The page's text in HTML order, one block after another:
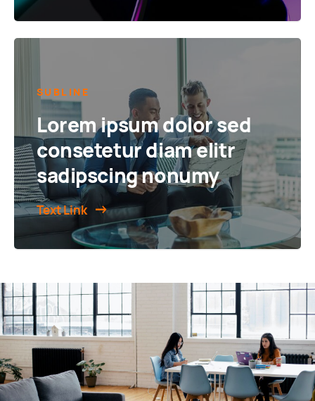
SUBLINE
Lorem ipsum dolor sed
consetetur diam elitr
sadipscing nonumy
Text Link